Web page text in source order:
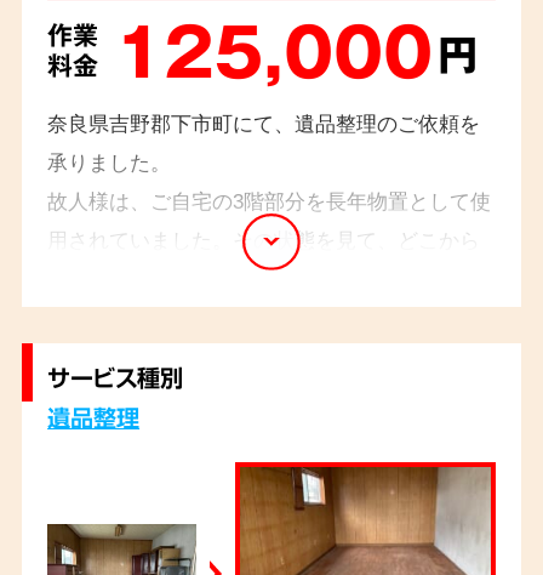
作業
料金
125,000円
奈良県吉野郡下市町にて、遺品整理のご依頼を
承りました。
故人様は、ご自宅の3階部分を長年物置として使
用されていました。その状態を見て、どこから
手を付けて良いか分からず、ご遺族様はお困り
の様子でした。3階までの搬出経路が狭かったの
出作業を行い、無事に遺品整理を終えることが
できました。
サービス種別
遺品整理